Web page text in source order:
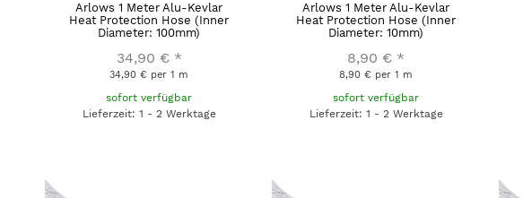
Arlows 1 Meter Alu-Kevlar
Heat Protection Hose (Inner
Diameter: 100mm)
34,90 € *
34,90 € per 1 m
sofort verfügbar
Lieferzeit: 1 - 2 Werktage
Arlows 1 Meter Alu-Kevlar
Heat Protection Hose (Inner
Diameter: 10mm)
8,90 € *
8,90 € per 1 m
sofort verfügbar
Lieferzeit: 1 - 2 Werktage